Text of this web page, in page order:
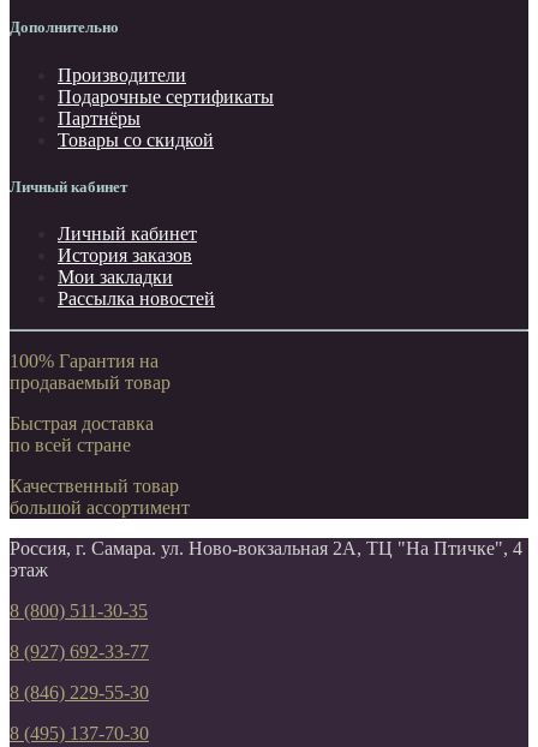
Дополнительно
Производители
Подарочные сертификаты
Партнёры
Товары со скидкой
Личный кабинет
Личный кабинет
История заказов
Мои закладки
Рассылка новостей
100% Гарантия на
продаваемый товар
Быстрая доставка
по всей стране
Качественный товар
большой ассортимент
Россия, г. Самара. ул. Ново-вокзальная 2А, ТЦ "На Птичке", 4
этаж
8 (800) 511-30-35
8 (927) 692-33-77
8 (846) 229-55-30
8 (495) 137-70-30